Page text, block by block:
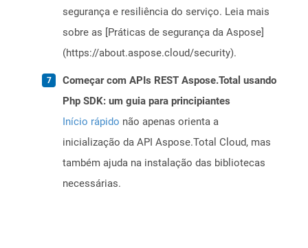
segurança e resiliência do serviço. Leia mais
sobre as [Práticas de segurança da Aspose]
(https://about.aspose.cloud/security).
Começar com APIs REST Aspose.Total usando
Php SDK: um guia para principiantes
Início rápido não apenas orienta a
inicialização da API Aspose.Total Cloud, mas
também ajuda na instalação das bibliotecas
necessárias.